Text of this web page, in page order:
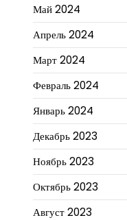
Май 2024
Апрель 2024
Март 2024
Февраль 2024
Январь 2024
Декабрь 2023
Ноябрь 2023
Октябрь 2023
Август 2023